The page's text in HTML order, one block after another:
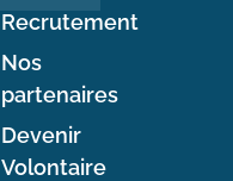
Recrutement
Nos
partenaires
Devenir
Volontaire